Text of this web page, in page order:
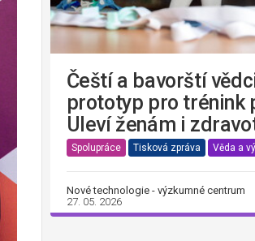
Čeští a bavorští
prototyp pro trénink
Uleví ženám i
Spolupráce Tisková zpráva Věda a
Nové technologie - výzkumné centrum
27. 05. 2026